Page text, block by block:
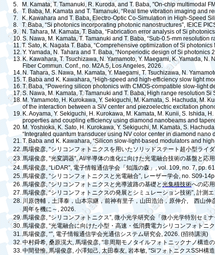
5.
M. Kamata, T. Tamanuki, R. Kuroda, and T. Baba, "On-chip multimodal
6. T. Baba, M. Kamata and T. Tamanuki, “Real time vibration imaging
7.
K. Kawahara and T. Baba, Electro-Optic Co-Simulation in High-Speed
8. T. Baba, “Si photonics incorporating photonic nanostructures”, IEICE
9. N. Tahara, M. Kamata, T. Baba, “Fabrication error analysis of Si
10.S. Nawa, M. Kamata, T. Tamanuki and T. Baba, “Sub-0.5-mm
11.T. Sato, K. Nagata T. Baba, “Comprehensive optimization of Si
12.Y. Yamada, N. Tahara and T. Baba, “Nonperiodic design of Si
13.K. Kawahara, T. Tsuchizawa, N. Yamamoto, Y. Maegami, K. Yamada,
Fiber Commun. Conf., no. M2A.5, Los Angeles, 2026.
14. N. Tahara, S. Nawa, M. Kamata, Y. Maegami, T. Tsuchizawa, N.
15.T. Baba and K. Kawahara, “High-speed and high-efficiency slow light
16.T. Baba, “Powering silicon photonics with CMOS-compatible slow-light
17.S. Nawa, M. Kamata, T. Tamanuki and T. Baba, High range resolution
18. M. Yamamoto, H. Kurokawa, Y. Sekiguchi, M. Kamata, S. Hachuda, M.
of the interaction between a SiV center and piezoelectric excitation
19. K. Aoyama, Y. Sekiguchi, H. Kurokawa, M. Kamata, M. Kunii, S. Ishida,
properties and coupling efficiency using diamond nanobeams and
20. M. Yoshioka, K. Sato, H. Kurokawa, Y. Sekiguchi, M. Kamata, S.
“Integrated quantum transducer using NV color center in diamond nano
21.T. Baba and K. Kawahara, “Silicon slow-light-based modulators and
22.馬場俊彦, “シリコンフォトニクスを用いたソリッドステート超小型ライ
23.馬場俊彦, “光変調器”, AI/半導体の進化に向けた光電融合技術の基盤と応用
24.馬場俊彦, “LiDAR”,電子情報通信学会「知識の森」, vol. 109, no. 7, pp.
25.馬場俊彦, “シリコンフォトニクスと光電融合”, レーザー学会, no. S09-
26.馬場俊彦, “シリコンフォトニクスと光導波路の基礎と光集積技術への応用
27.馬場俊彦, “シリコンフォトニクスの発展とシミュレーション技術”,計測
28. 川原啓輔，土澤泰，山本宗継，前神有里子，山田浩治，原伸介, 西山伸
周年を機に～ , 2026.
29.馬場俊彦, “シリコンフォトニクス”,微小光学研究会「微小光学特別セミ
30.馬場俊彦, “光電融合に向けた小型・高速・低消費電力シリコンフォトニ
31.馬場俊彦, “”, 電子情報通信学会光通信システム研究会, 2026. (招待講演)
32.中村舜希,桑原滉大,馬場俊彦, “非周期モノタイルフォトニックナノ構造
33.中間登惟,馬場俊彦,小澤知己,太田泰友,岩本敏, “SiフォトニクスSSH構